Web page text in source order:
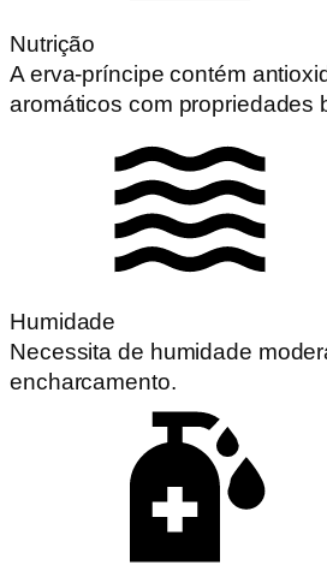
Nutrição
A erva-príncipe contém
aromáticos com propriedades
Humidade
Necessita de humidade
encharcamento.